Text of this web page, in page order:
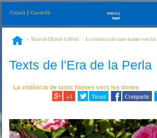
Català |Castellà menu
»
Texts de l'Era de la Perla
La violència de tants homes vers les
Texts de l'Era de la Perla
La violència de tants homes vers les dones
+1 Tweet Compartir